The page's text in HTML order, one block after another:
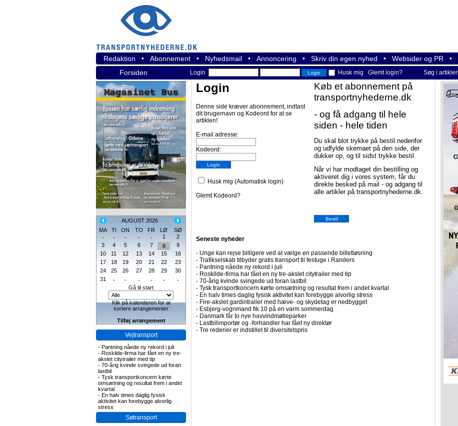
Redaktion • Abonnement • Nyhedsmail • Annoncering • Skriv din egen nyhed • Websider og PR •
Forsiden
Login Husk mig Glemt login? Søg i artikler
AUGUST 2026
MA
TI ON TO FR LØ
SØ
-
- - - - 1
2
3
4 5 6 7 8
9
10
11 12 13 14 15
16
17
18 19 20 21 22
23
24
25 26 27 28 29
30
31
- - - - -
-
Gå til start
Klik på kalenderen for at
sortere arrangementer
Tilføj arrangement
Vejtransport
- Pantning nåede ny rekord i juli
- Roskilde-firma har fået en ny tre-
akslet citytrailer med tip
- 70-årig kvinde svingede ud foran
lastbil
- Tysk transportkoncern kørte
omsætning og resultat frem i andet
kvartal
- En halv times daglig fysisk
aktivitet kan forebygge alvorlig
stress
Søtransport
Login
Denne side kræver abonnement, indtast
dit brugernavn og Kodeord for at se
artiklen!
E-mail adresse:
Kodeord:
Husk mig (Automatisk login)
Glemt Kodeord?
Køb et abonnement på
transportnyhederne.dk
- og få adgang til hele
siden - hele tiden
Du skal blot trykke på bestil nedenfor
og udfylde skemaet på den side, der
dukker op, og til sidst trykke bestil.
Når vi har modtaget din bestilling og
aktiveret dig i vores system, får du
direkte besked på mail - og adgang til
alle artikler på transportnyhederne.dk.
Seneste nyheder
- Unge kan rejse billigere ved at vælge en passende billetløsning
- Trafikselskab tilbyder gratis transport til festuge i Randers
- Pantning nåede ny rekord i juli
- Roskilde-firma har fået en ny tre-akslet citytrailer med tip
- 70-årig kvinde svingede ud foran lastbil
- Tysk transportkoncern kørte omsætning og resultat frem i andet kvartal
- En halv times daglig fysisk aktivitet kan forebygge alvorlig stress
- Fire-akslet gardintrailer med hæve- og skydetag er nedbygget
- Esbjerg-vognmand fik 10 på en varm sommerdag
- Danmark får to nye havvindmølleparker
- Lastbilimportør og -forhandler har fået ny direktør
- Tre rederier er indstillet til diversitetspris